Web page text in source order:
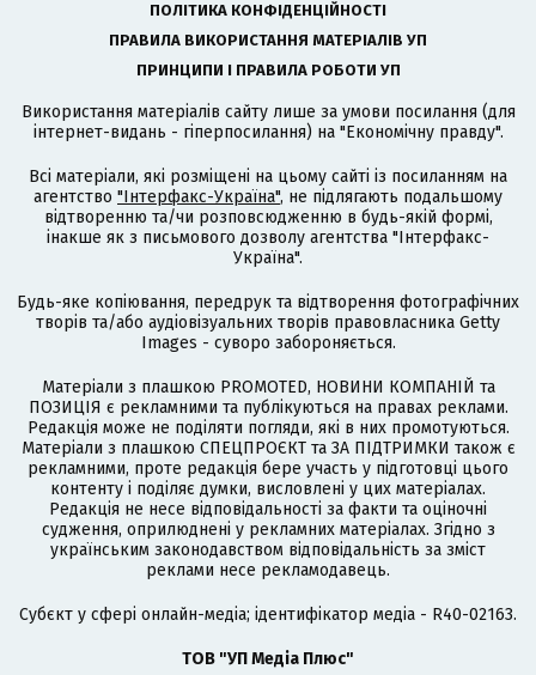
ПОЛІТИКА КОНФІДЕНЦІЙНОСТІ
ПРАВИЛА ВИКОРИСТАННЯ МАТЕРІАЛІВ УП
ПРИНЦИПИ І ПРАВИЛА РОБОТИ УП
Використання матеріалів сайту лише за умови посилання (для
інтернет-видань - гіперпосилання) на "Економічну правду".
Всі матеріали, які розміщені на цьому сайті із посиланням на
агентство "Інтерфакс-Україна", не підлягають подальшому
відтворенню та/чи розповсюдженню в будь-якій формі,
інакше як з письмового дозволу агентства "Інтерфакс-
Україна".
Будь-яке копіювання, передрук та відтворення фотографічних
творів та/або аудіовізуальних творів правовласника Getty
Images - суворо забороняється.
Матеріали з плашкою PROMOTED, НОВИНИ КОМПАНІЙ та
ПОЗИЦІЯ є рекламними та публікуються на правах реклами.
Редакція може не поділяти погляди, які в них промотуються.
Матеріали з плашкою СПЕЦПРОЄКТ та ЗА ПІДТРИМКИ також є
рекламними, проте редакція бере участь у підготовці цього
контенту і поділяє думки, висловлені у цих матеріалах.
Редакція не несе відповідальності за факти та оціночні
судження, оприлюднені у рекламних матеріалах. Згідно з
українським законодавством відповідальність за зміст
реклами несе рекламодавець.
Cубєкт у сфері онлайн-медіа; ідентифікатор медіа - R40-02163.
ТОВ "УП Медіа Плюс"